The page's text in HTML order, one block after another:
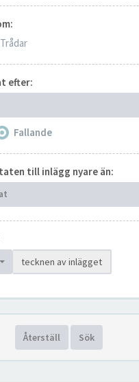
Trådar
efter:
Fallande
till inlägg nyare än:
tecknen av inlägget
Återställ Sök